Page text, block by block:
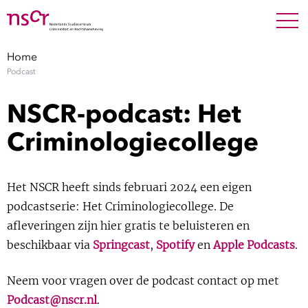
Medewerkers
Publicaties
Over NSCR Show
Contact Show
Home
Podcast
NSCR-podcast: Het
Criminologiecollege
Het NSCR heeft sinds februari 2024 een eigen
podcastserie: Het Criminologiecollege. De
afleveringen zijn hier gratis te beluisteren en
beschikbaar via Springcast, Spotifyen Apple Podcasts.
Neem voor vragen over de podcast contact op met
Podcast@nscr.nl.